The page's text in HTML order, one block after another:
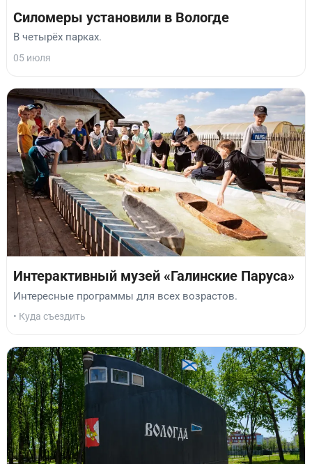
Силомеры установили в Вологде
В четырёх парках.
05 июля
Интерактивный музей «Галинские Паруса»
Интересные программы для всех возрастов.
• Куда съездить